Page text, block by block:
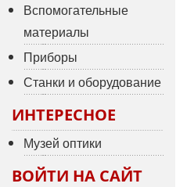
Вспомогательные
материалы
Приборы
Станки и оборудование
ИНТЕРЕСНОЕ
Музей оптики
ВОЙТИ НА САЙТ